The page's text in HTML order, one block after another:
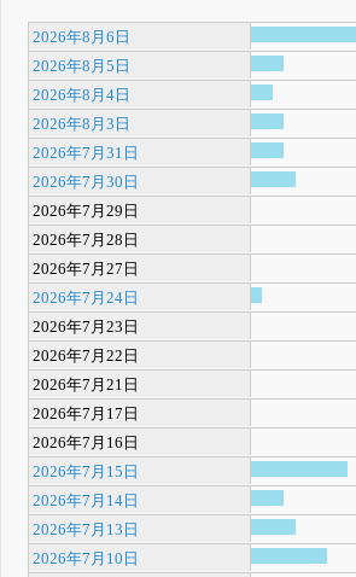
2026年8月6日
2026年8月5日
2026年8月4日
2026年8月3日
2026年7月31日
2026年7月30日
2026年7月29日
2026年7月28日
2026年7月27日
2026年7月24日
2026年7月23日
2026年7月22日
2026年7月21日
2026年7月17日
2026年7月16日
2026年7月15日
2026年7月14日
2026年7月13日
2026年7月10日